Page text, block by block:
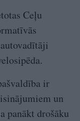
Ceļu
ir
un
panākt drošāku